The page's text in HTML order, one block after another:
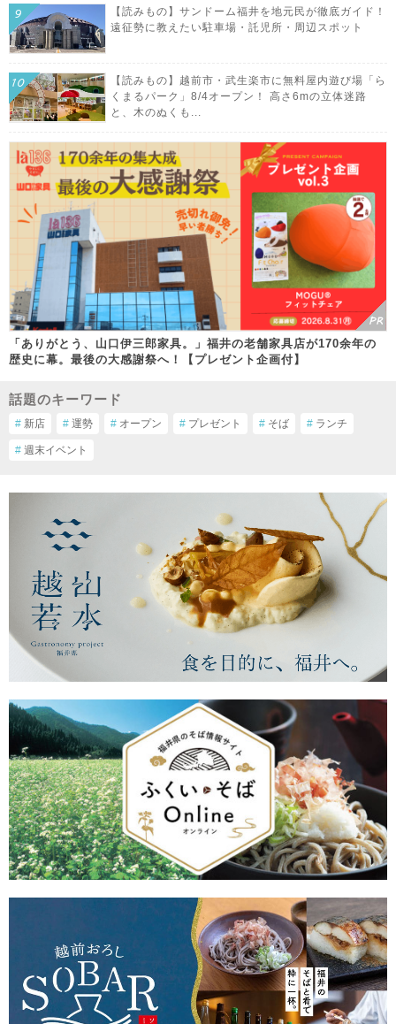
【読みもの】サンドーム福井を地元民が徹底ガイド！
遠征勢に教えたい駐車場・託児所・周辺スポット
【読みもの】越前市・武生楽市に無料屋内遊び場「ら
くまるパーク」8/4オープン！ 高さ6mの立体迷路
と、木のぬくも...
「ありがとう、山口伊三郎家具。」福井の老舗家具店が170余年の
歴史に幕。最後の大感謝祭へ！【プレゼント企画付】
話題のキーワード
# 新店 # 運勢 # オープン # プレゼント # そば # ランチ
# 週末イベント